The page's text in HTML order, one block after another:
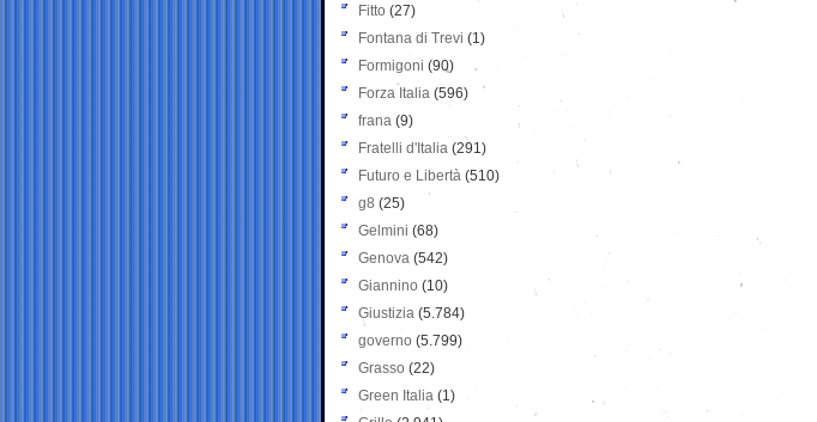
Fitto (27)
Fontana di Trevi (1)
Formigoni (90)
Forza Italia (596)
frana (9)
Fratelli d'Italia (291)
Futuro e Libertà (510)
g8 (25)
Gelmini (68)
Genova (542)
Giannino (10)
Giustizia (5.784)
governo (5.799)
Grasso (22)
Green Italia (1)